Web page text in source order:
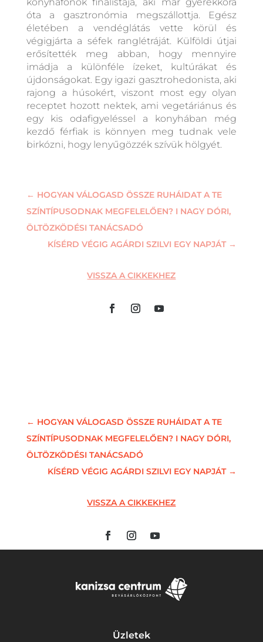
óta a gasztronómia megszállottja. Egész
életében a vendéglátás vette körül és
végigjárta a séfek ranglétráját. Külföldi útjai
erősítették meg abban, hogy mennyire
imádja a különféle ízeket, kultúrákat és
újdonságokat. Egy igazi gasztrohedonista, aki
rajong a húsokért, viszont most egy olyan
receptet hozott nektek, ami vegetáriánus és
egy kis odafigyeléssel a konyhában még
kezdő férfiak is könnyen meg tudnak vele
birkózni, hogy lenyűgözzék szívük hölgyét.
← HOGYAN VÁLOGASD ÖSSZE RUHÁIDAT A TE
SZÍNTÍPUSODNAK MEGFELELŐEN? I NAGY DÓRI,
ÖLTÖZKÖDÉSI TANÁCSADÓ
KÍSÉRD VÉGIG AGÁRDI SZILVI EGY NAPJÁT→
VISSZA A CIKKEKHEZ
← HOGYAN VÁLOGASD ÖSSZE RUHÁIDAT A TE
SZÍNTÍPUSODNAK MEGFELELŐEN? I NAGY DÓRI,
ÖLTÖZKÖDÉSI TANÁCSADÓ
KÍSÉRD VÉGIG AGÁRDI SZILVI EGY NAPJÁT→
VISSZA A CIKKEKHEZ
Üzletek